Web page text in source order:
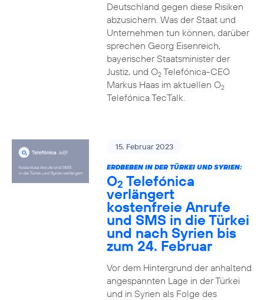
Deutschland gegen diese Risiken
abzusichern. Was der Staat und
Unternehmen tun können, darüber
sprechen Georg Eisenreich,
bayerischer Staatsminister der
Justiz, und O2Telefónica-CEO
Markus Haas im aktuellen O2
Telefónica TecTalk.
15. Februar 2023
ERDBEBEN IN DER TÜRKEI UND SYRIEN:
O2 Telefónica
verlängert
kostenfreie Anrufe
und SMS in die Türkei
und nach Syrien bis
zum 24. Februar
Vor dem Hintergrund der anhaltend
angespannten Lage in der Türkei
und in Syrien als Folge des